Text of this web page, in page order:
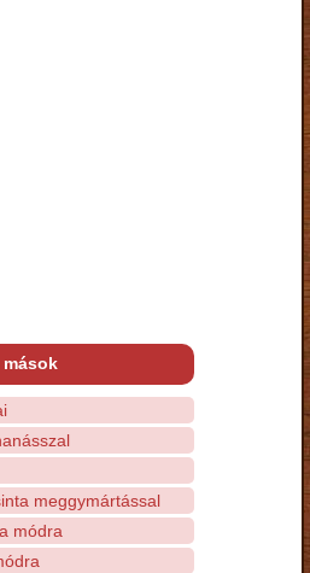
mások
meggymártással
módra